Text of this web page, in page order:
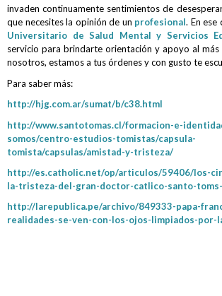
invaden continuamente sentimientos de
que necesites la opinión de un profesional. En ese
Universitario de Salud Mental y Servicios
servicio para brindarte orientación y apoyo al más
nosotros, estamos a tus órdenes y con gusto te
Para saber más:
http://hjg.com.ar/sumat/b/c38.html
http://www.santotomas.cl/formacion-e-
somos/centro-estudios-tomistas/capsula-
tomista/capsulas/amistad-y-tristeza/
http://es.catholic.net/op/articulos/59406/los-
la-tristeza-del-gran-doctor-catlico-santo-
http://larepublica.pe/archivo/849333-papa-
realidades-se-ven-con-los-ojos-limpiados-por-